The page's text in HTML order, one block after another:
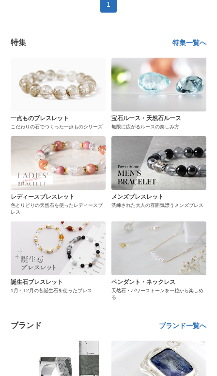
1
特集 特集一覧へ
一点ものブレスレット
こだわりの石でつくった一点ものシリーズ
宝石ルース・天然石ルース
無限に広がるルースの楽しみ方
レディースブレスレット
色とりどりの天然石を使ったレディースブ
レス
メンズブレスレット
洗練された大人の雰囲気漂うメンズブレス
誕生石ブレスレット
1月～12月の各誕生石を使ったブレス
ペンダント・ネックレス
天然石・パワーストーンを一粒から楽しめ
る
ブランド ブランド一覧へ